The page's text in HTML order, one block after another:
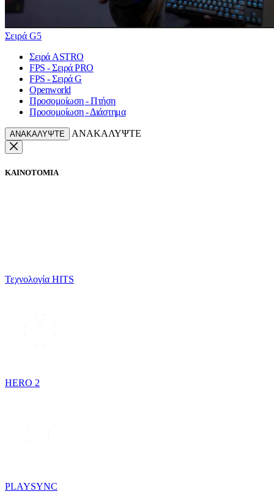
Σειρά G5
Σειρά ASTRO
FPS - Σειρά PRO
FPS - Σειρά G
Openworld
Προσομοίωση - Πτήση
Προσομοίωση - Διάστημα
ΑΝΑΚΑΛΥΨΤΕ ΑΝΑΚΑΛΥΨΤΕ
ΚΑΙΝΟΤΟΜΙΑ
Τεχνολογία HITS
HERO 2
PLAYSYNC